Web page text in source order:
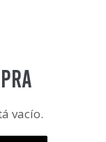
vacío.